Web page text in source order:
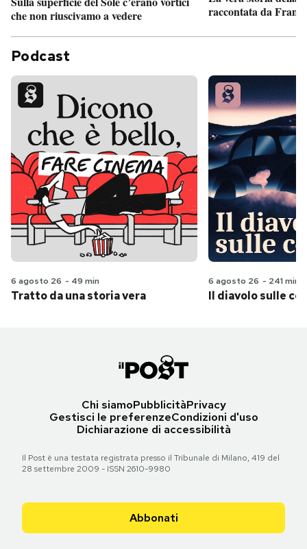
che non riuscivamo a vedere
raccontata da
Podcast
6 agosto 26 - 49 min
Tratto da una storia vera
6 agosto 26 - 241 min
Il diavolo sulle
Chi siamoPubblicitàPrivacy
Gestisci le preferenzeCondizioni d'uso
Dichiarazione di accessibilità
Il Post è una testata registrata presso il Tribunale di Milano, 419 del
28 settembre 2009 - ISSN 2610-9980
Abbonati